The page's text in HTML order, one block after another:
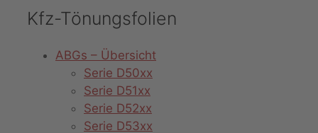
Kfz-Tönungsfolien
ABGs – Übersicht
Serie D50xx
Serie D51xx
Serie D52xx
Serie D53xx